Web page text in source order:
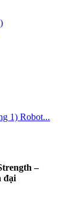
1) Robot...
–
đại